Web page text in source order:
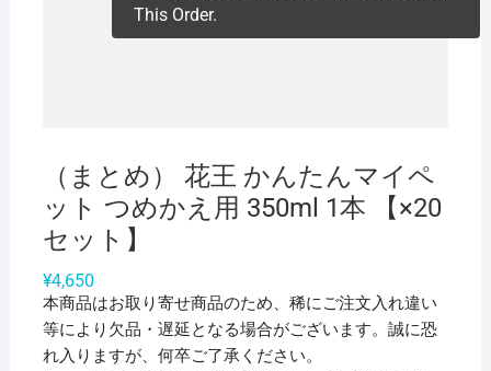
（まとめ） 花王 かんたんマイペ
ット つめかえ用 350ml 1本 【×20
セット】
¥4,650
本商品はお取り寄せ商品のため、稀にご注文入れ違い
等により欠品・遅延となる場合がございます。誠に恐
れ入りますが、何卒ご了承ください。
This Order.